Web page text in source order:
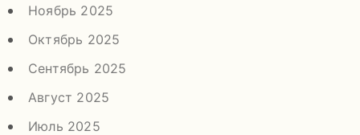
Ноябрь 2025
Октябрь 2025
Сентябрь 2025
Август 2025
Июль 2025